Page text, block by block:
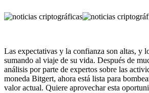
Las expectativas y la confianza son altas, y
sumando al viaje de su vida. Después de
análisis por parte de expertos sobre las
moneda Bitgert, ahora está lista para
valor actual. Quiere aprovechar esta